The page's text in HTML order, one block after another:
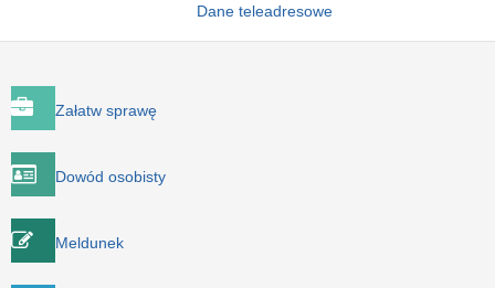
Dane teleadresowe
Załatw sprawę
Dowód osobisty
Meldunek